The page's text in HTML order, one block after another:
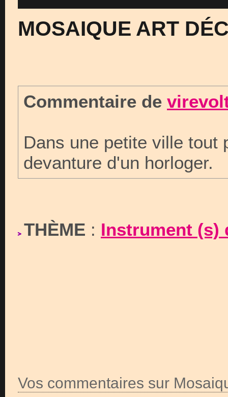
MOSAIQUE ART
Commentaire de
Dans une petite ville tout
devanture d'un horloger.
THÈME : Instrument (s)
Vos commentaires sur